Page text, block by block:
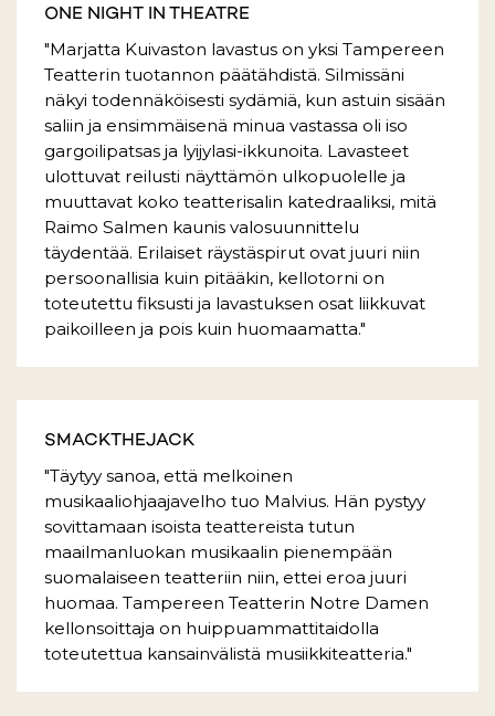
ONE NIGHT IN THEATRE
"Marjatta Kuivaston lavastus on yksi Tampereen
Teatterin tuotannon päätähdistä. Silmissäni
näkyi todennäköisesti sydämiä, kun astuin sisään
saliin ja ensimmäisenä minua vastassa oli iso
gargoilipatsas ja lyijylasi-ikkunoita. Lavasteet
ulottuvat reilusti näyttämön ulkopuolelle ja
muuttavat koko teatterisalin katedraaliksi, mitä
Raimo Salmen kaunis valosuunnittelu
täydentää. Erilaiset räystäspirut ovat juuri niin
persoonallisia kuin pitääkin, kellotorni on
toteutettu fiksusti ja lavastuksen osat liikkuvat
paikoilleen ja pois kuin huomaamatta."
SMACKTHEJACK
"Täytyy sanoa, että melkoinen
musikaaliohjaajavelho tuo Malvius. Hän pystyy
sovittamaan isoista teattereista tutun
maailmanluokan musikaalin pienempään
suomalaiseen teatteriin niin, ettei eroa juuri
huomaa. Tampereen Teatterin Notre Damen
kellonsoittaja on huippuammattitaidolla
toteutettua kansainvälistä musiikkiteatteria."